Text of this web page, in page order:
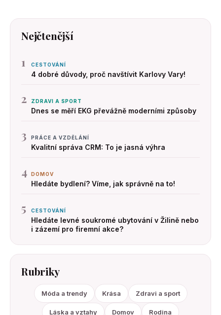
Nejčtenější
1 CESTOVÁNÍ
4 dobré důvody, proč navštívit Karlovy Vary!
2 ZDRAVI A SPORT
Dnes se měří EKG převážně moderními způsoby
3 PRÁCE A VZDĚLÁNÍ
Kvalitní správa CRM: To je jasná výhra
4 DOMOV
Hledáte bydlení? Víme, jak správně na to!
5 CESTOVÁNÍ
Hledáte levné soukromé ubytování v Žilině nebo
i zázemí pro firemní akce?
Rubriky
Móda a trendy Krása Zdravi a sport
Láska a vztahy Domov Rodina